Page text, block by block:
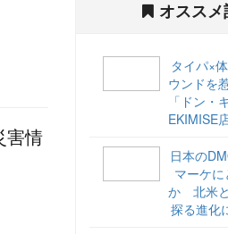
害情
オススメ
タイパ×
ウンドを
「ドン・
EKIMISE
日本の
マーケ
か 北米
探る進化